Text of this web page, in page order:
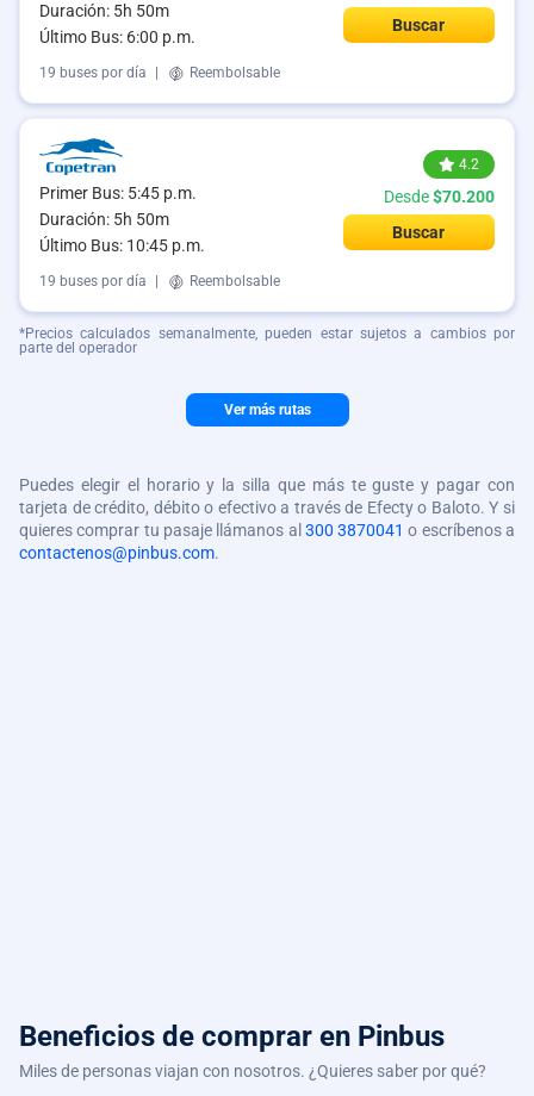
Duración: 5h 50m
Último Bus: 6:00 p.m.
Buscar
19 buses por día Reembolsable
Primer Bus: 5:45 p.m.
Duración: 5h 50m
Último Bus: 10:45 p.m.
4.2
Desde$70.200
Buscar
19 buses por día Reembolsable
*Precios calculados semanalmente, pueden estar sujetos a cambios por
parte del operador
Ver más rutas
Puedes elegir el horario y la silla que más te guste y pagar con
tarjeta de crédito, débito o efectivo a través de Efecty o Baloto. Y si
quieres comprar tu pasaje llámanos al 300 3870041 o escríbenos a
contactenos@pinbus.com.
Beneficios de comprar en Pinbus
Miles de personas viajan con nosotros. ¿Quieres saber por qué?